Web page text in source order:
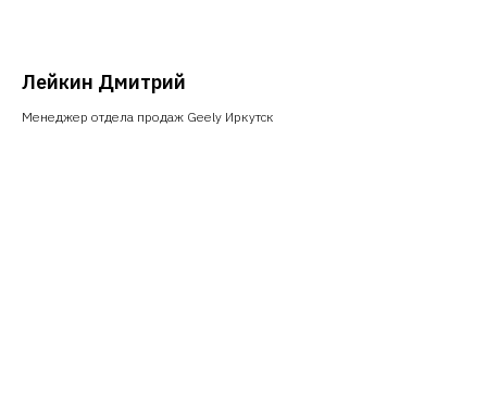
Лейкин Дмитрий
Менеджер отдела продаж Geely Иркутск